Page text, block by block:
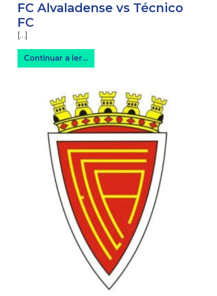
FC Alvaladense vs Técnico
FC
[…]
Continuar a ler…